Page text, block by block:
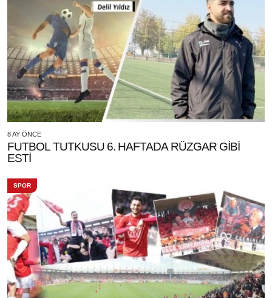
8 AY ÖNCE
FUTBOL TUTKUSU 6. HAFTADA RÜZGAR GİBİ
ESTİ
SPOR